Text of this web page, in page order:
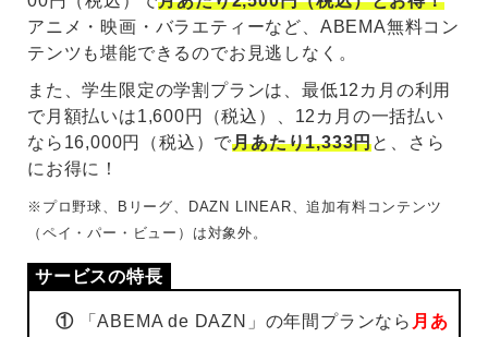
アニメ・映画・バラエティーなど、ABEMA無料コン
テンツも堪能できるのでお見逃しなく。
また、学生限定の学割プランは、最低12カ月の利用
で月額払いは1,600円（税込）、12カ月の一括払い
なら16,000円（税込）で月あたり1,333円と、さら
にお得に！
※プロ野球、Bリーグ、DAZN LINEAR、追加有料コンテンツ
（ペイ・パー・ビュー）は対象外。
①「ABEMA de DAZN」の年間プランなら 月あ